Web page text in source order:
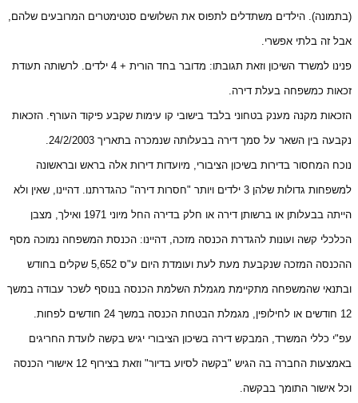
(בתמונה). הילדים משתדלים לתפוס את השלושים סנטימטרים המרובעים שלהם,
אבל זה בלתי אפשרי.
פנינו למשרד השיכון וזאת תגובתו: מדובר בחד הורית + 4 ילדים. לרשותה תעודת
זכאות כמשפחה בעלת דירה.
הזכאות מקנה מענק בטחוני בלבד בישובי קו עימות שקבע פיקוד העורף. הזכאות
נקבעה בין השאר על סמך דירה בבעלותה שנמכרה בתאריך 24/2/2003.
נוכח המחסור בדירות בשיכון הציבורי, מיועדות דירות אלה בראש ובראשונה
למשפחות גדולות שלהן 3 ילדים ויותר "חסרות דירה" כהגדרתנו. דהיינו, שאין ולא
הייתה בבעלותן או ברשותן דירה או חלק בדירה החל מיוני 1971 ואילך, מצבן
הכלכלי קשה ועונות להגדרת הכנסה מזכה, דהיינו: הכנסת המשפחה נמוכה מסף
ההכנסה המזכה שנקבעת מעת לעת ועומדת היום ע"ס 5,652 שקלים בחודש
ובתנאי שהמשפחה מתקיימת מגמלת השלמת הכנסה בנוסף לשכר עבודה במשך
12 חודשים או לחילופין, מגמלת הבטחת הכנסה במשך 24 חודשים לפחות.
עפ"י כללי המשרד, המבקש דירה בשיכון הציבורי יגיש בקשה לועדת החריגים
באמצעות החברה בה הגיש "בקשה לסיוע בדיור" וזאת בצירוף 12 אישורי הכנסה
וכל אישור התומך בבקשה.